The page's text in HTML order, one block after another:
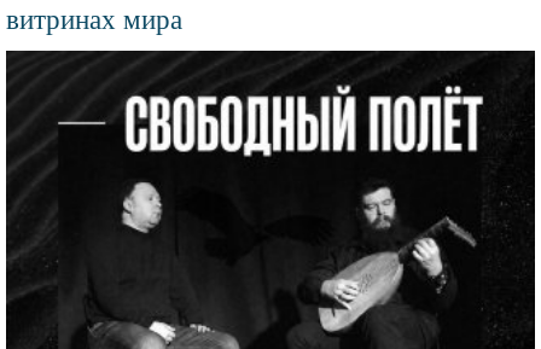
витринах мира
изображения